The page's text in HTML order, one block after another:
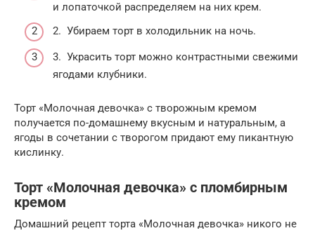
и лопаточкой распределяем на них крем.
2. Убираем торт в холодильник на ночь.
3. Украсить торт можно контрастными свежими
ягодами клубники.
Торт «Молочная девочка» с творожным кремом
получается по-домашнему вкусным и натуральным, а
ягоды в сочетании с творогом придают ему пикантную
кислинку.
Торт «Молочная девочка» с пломбирным
кремом
Домашний рецепт торта «Молочная девочка» никого не